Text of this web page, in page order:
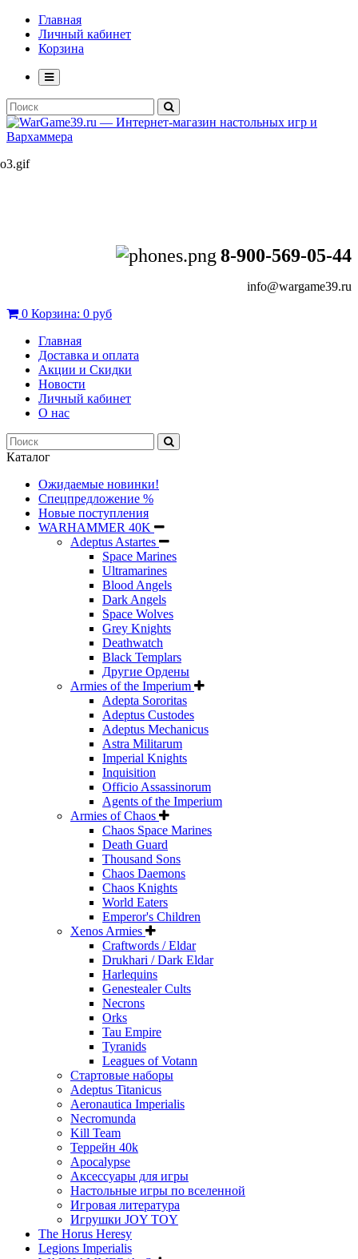
Главная
Личный кабинет
Корзина
8-900-569-05-44
info@wargame39.ru
0 Корзина: 0 руб
Главная
Доставка и оплата
Акции и Скидки
Новости
Личный кабинет
О нас
Каталог
Ожидаемые новинки!
Спецпредложение %
Новые поступления
WARHAMMER 40K
Adeptus Astartes
Space Marines
Ultramarines
Blood Angels
Dark Angels
Space Wolves
Grey Knights
Deathwatch
Black Templars
Другие Ордены
Armies of the Imperium
Adepta Sororitas
Adeptus Custodes
Adeptus Mechanicus
Astra Militarum
Imperial Knights
Inquisition
Officio Assassinorum
Agents of the Imperium
Armies of Chaos
Chaos Space Marines
Death Guard
Thousand Sons
Chaos Daemons
Chaos Knights
World Eaters
Emperor's Children
Xenos Armies
Craftwords / Eldar
Drukhari / Dark Eldar
Harlequins
Genestealer Cults
Necrons
Orks
Tau Empire
Tyranids
Leagues of Votann
Стартовые наборы
Adeptus Titanicus
Aeronautica Imperialis
Necromunda
Kill Team
Террейн 40k
Apocalypse
Аксессуары для игры
Настольные игры по вселенной
Игровая литература
Игрушки JOY TOY
The Horus Heresy
Legions Imperialis